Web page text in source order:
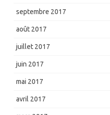
septembre 2017
août 2017
juillet 2017
juin 2017
mai 2017
avril 2017